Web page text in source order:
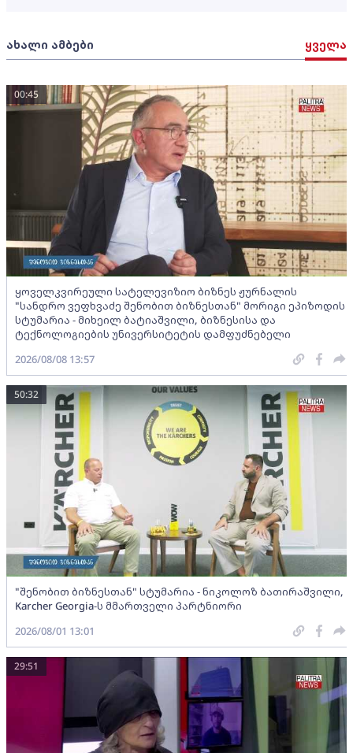
ახალი ამბები ყველა
ყოველკვირეული სატელევიზიო ბიზნეს ჟურნალის
"სანდრო ვეფხვაძე შენობით ბიზნესთან" მორიგი ეპიზოდის
სტუმარია - მიხეილ ბატიაშვილი, ბიზნესისა და
ტექნოლოგიების უნივერსიტეტის დამფუძნებელი
00:45
2026/08/08 13:57
"შენობით ბიზნესთან" სტუმარია - ნიკოლოზ ბათირაშვილი,
Karcher Georgia-ს მმართველი პარტნიორი
50:32
2026/08/01 13:01
29:51